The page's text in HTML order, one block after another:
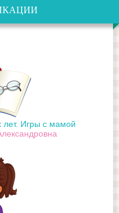
лет. Игры с мамой